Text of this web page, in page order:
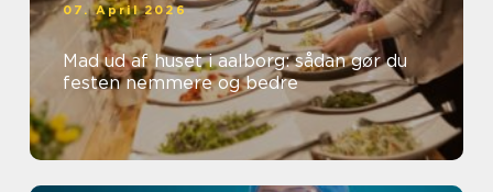
07. April 2026
Mad ud af huset i aalborg: sådan gør du
festen nemmere og bedre